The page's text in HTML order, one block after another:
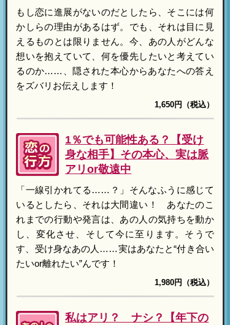
もし恋に進展がないのだとしたら、そこには何
かしらの理由があるはず。でも、それは目に見
えるものとは限りません。今、あの人がどんな
想いを抱えていて、何を優先したいと考えてい
るのか……、隠された本心からあなたへの答え
をズバリお伝えします！
1,650円（税込）
1％でも可能性ある？【受け
身な相手】その本心、実は脈
アリor敬遠中
「一線引かれてる……？」そんなふうに感じて
いるとしたら、それは大間違い！ あなたのこ
れまでの行動や発言は、あの人の気持ちを動か
し、変化させ、そして今に至ります。そうで
す、受け身なあの人……実はあなたと“付き合い
たいor離れたい”んです！
1,980円（税込）
私はアリ？ ナシ？【年下の